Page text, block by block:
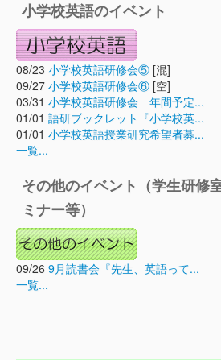
小学校英語のイベント
08/23 小学校英語研修会⑤ [混]
09/27 小学校英語研修会⑥ [空]
03/31 小学校英語研修会 年間予定...
01/01 語研ブックレット『小学校英...
01/01 小学校英語授業研究希望者募...
一覧...
その他のイベント（学生研修
ミナー等）
09/26 9月読書会『先生、英語って...
一覧...